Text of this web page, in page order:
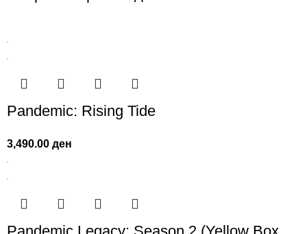
Pandemic: Rising Tide
3,490.00ден